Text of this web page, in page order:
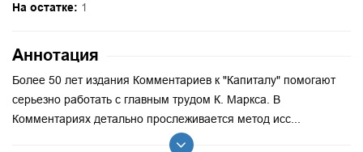
На остатке: 1
Аннотация
Более 50 лет издания Комментариев к "Капиталу" помогают
серьезно работать с главным трудом К. Маркса. В
Комментариях детально прослеживается метод исс...